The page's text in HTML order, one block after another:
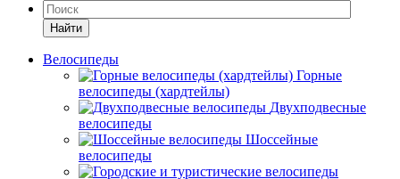
Найти
Велосипеды
Горные
велосипеды (хардтейлы)
Двухподвесные
велосипеды
Шоссейные
велосипеды